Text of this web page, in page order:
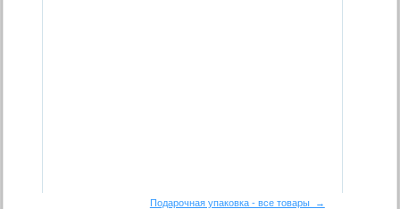
Подарочная упаковка - все товары →